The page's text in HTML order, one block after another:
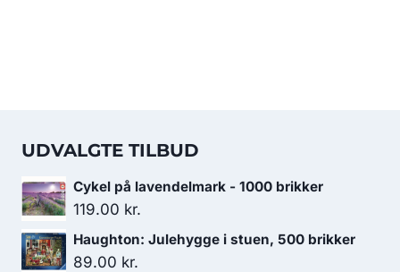
UDVALGTE TILBUD
Cykel på lavendelmark - 1000 brikker
119.00 kr.
Haughton: Julehygge i stuen, 500 brikker
89.00 kr.